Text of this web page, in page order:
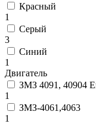
Красный
1
Серый
3
Синий
1
Двигатель
ЗМЗ 4091, 40904
1
ЗМЗ-4061,4063
1